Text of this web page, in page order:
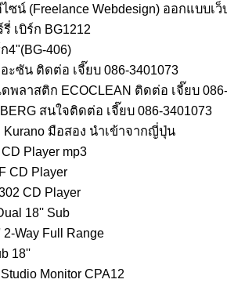
น์ (Freelance Webdesign) ออกแบบเว็
เบิร์ก BG1212
4"(BG-406)
ะซัน ติดต่อ เจี๊ยบ 086-3401073
พลาสติก ECOCLEAN ติดต่อ เจี๊ยบ
สนใจติดต่อ เจี๊ยบ 086-3401073
Kurano มือสอง นำเข้าจากญี่ปุ่น
Player mp3
CD Player
CD Player
18'' Sub
Way Full Range
18''
Monitor CPA12